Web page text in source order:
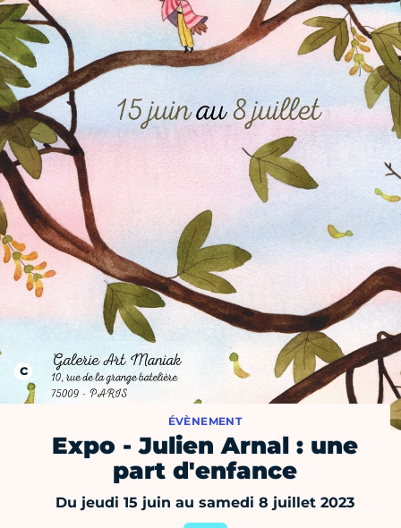
ÉVÈNEMENT
Expo - Julien Arnal : une
part d'enfance
Du jeudi 15 juin au samedi 8 juillet 2023